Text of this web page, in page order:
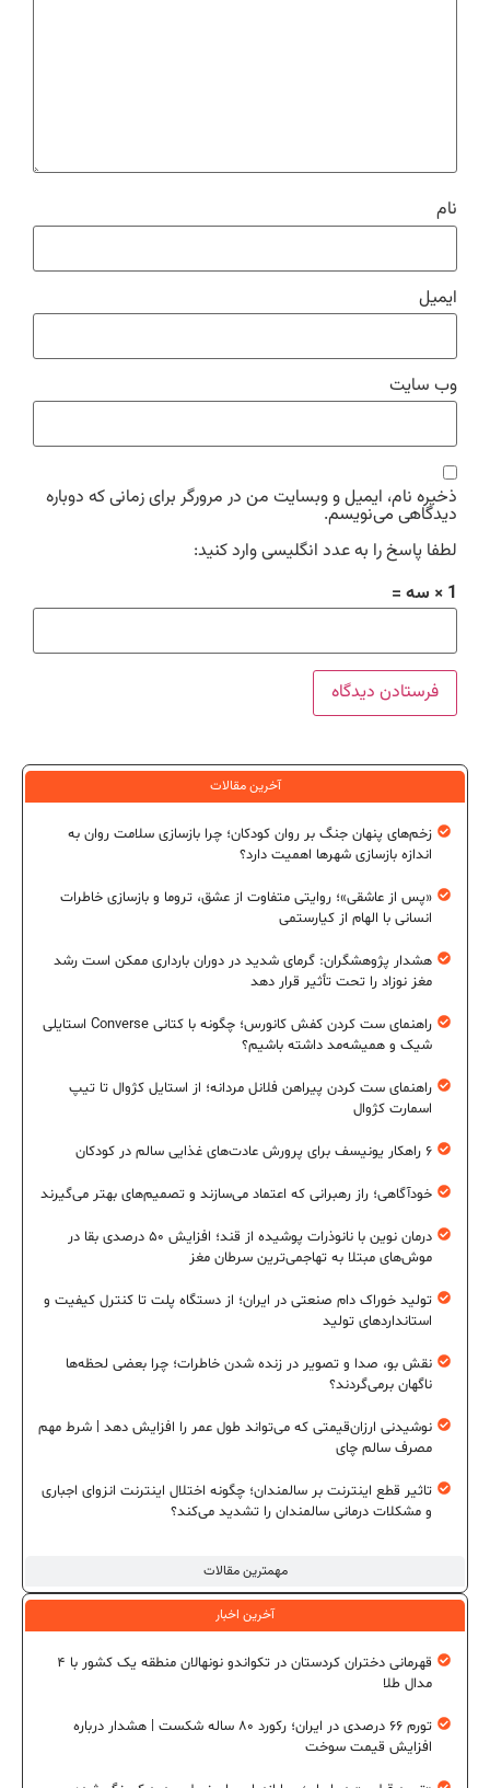
نام
ایمیل
وب‌ سایت
ذخیره نام، ایمیل و وبسایت من در مرورگر برای زمانی که دوباره
دیدگاهی می‌نویسم.
لطفا پاسخ را به عدد انگلیسی وارد کنید:
1 × سه =
آخرین مقالات
مهمترین مقالات
زخم‌های پنهان جنگ بر روان کودکان؛ چرا بازسازی سلامت روان به
اندازه بازسازی شهرها اهمیت دارد؟
«پس از عاشقی»؛ روایتی متفاوت از عشق، تروما و بازسازی خاطرات
انسانی با الهام از کیارستمی
هشدار پژوهشگران: گرمای شدید در دوران بارداری ممکن است رشد
مغز نوزاد را تحت تأثیر قرار دهد
راهنمای ست کردن کفش کانورس؛ چگونه با کتانی Converse استایلی
شیک و همیشه‌مد داشته باشیم؟
راهنمای ست کردن پیراهن فلانل مردانه؛ از استایل کژوال تا تیپ
اسمارت کژوال
۶ راهکار یونیسف برای پرورش عادت‌های غذایی سالم در کودکان
خودآگاهی؛ راز رهبرانی که اعتماد می‌سازند و تصمیم‌های بهتر می‌گیرند
درمان نوین با نانوذرات پوشیده از قند؛ افزایش ۵۰ درصدی بقا در
موش‌های مبتلا به تهاجمی‌ترین سرطان مغز
تولید خوراک دام صنعتی در ایران؛ از دستگاه پلت تا کنترل کیفیت و
استانداردهای تولید
نقش بو، صدا و تصویر در زنده شدن خاطرات؛ چرا بعضی لحظه‌ها
ناگهان برمی‌گردند؟
نوشیدنی ارزان‌قیمتی که می‌تواند طول عمر را افزایش دهد | شرط مهم
مصرف سالم چای
تاثیر قطع اینترنت بر سالمندان؛ چگونه اختلال اینترنت انزوای اجباری
و مشکلات درمانی سالمندان را تشدید می‌کند؟
آخرین اخبار
قهرمانی دختران کردستان در تکواندو نونهالان منطقه یک کشور با ۴
مدال طلا
تورم ۶۶ درصدی در ایران؛ رکورد ۸۰ ساله شکست | هشدار درباره
افزایش قیمت سوخت